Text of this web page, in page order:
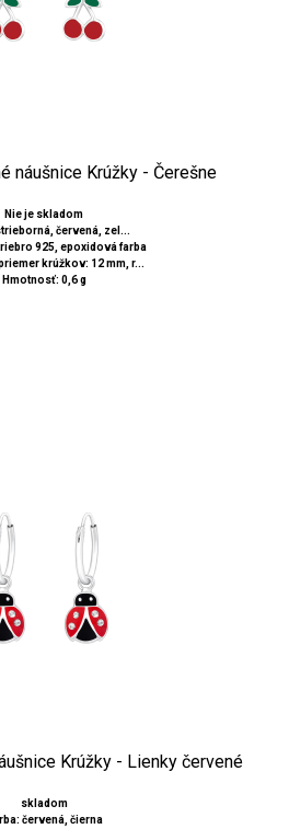
náušnice Krúžky - Čerešne
Nie je skladom
červená, zel...
925, epoxidová farba
krúžkov: 12 mm, r...
Hmotnosť: 0,6 g
Krúžky - Lienky červené
skladom
červená, čierna